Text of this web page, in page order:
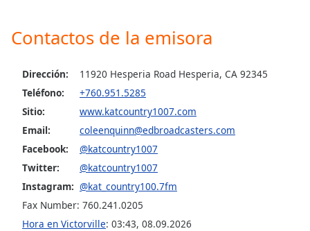
Color
Opacity
Font
Edge
Style
Contactos de la emisora
Dirección:
11920 Hesperia Road Hesperia, CA 92345
Teléfono:
+760.951.5285
Sitio:
www.katcountry1007.com
Email:
coleenquinn@edbroadcasters.com
Facebook:
@katcountry1007
Twitter:
@katcountry1007
Instagram: @kat_country100.7fm
Fax Number: 760.241.0205
Hora en Victorville: 03:43, 08.09.2026